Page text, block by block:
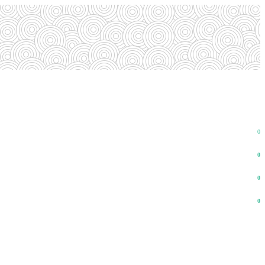
0
0
0
0